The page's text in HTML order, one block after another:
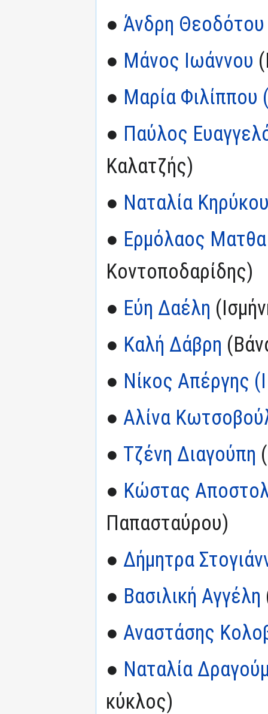
● Άνδρη Θεοδότου
● Μάνος Ιωάννου
● Μαρία Φιλίππου
● Παύλος
Καλατζής)
● Ναταλία
● Ερμόλαος
Κοντοποδαρίδης)
● Εύη Δαέλη
● Καλή Δάβρη
● Νίκος Απέργης
● Αλίνα
● Τζένη Διαγούπη
● Κώστας
Παπασταύρου)
● Δήμητρα
● Βασιλική Αγγέλη
● Αναστάσης
● Ναταλία
κύκλος)